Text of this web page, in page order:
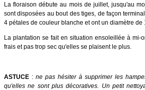
La floraison débute au mois de juillet, jusqu'au
sont disposées au bout des tiges, de façon
4 pétales de couleur blanche et ont un diamètre de
La plantation se fait en situation ensoleillée à mi-
frais et pas trop sec qu'elles se plaisent le plus.
ASTUCE : ne pas hésiter à supprimer les
qu'elles ne sont plus décoratives. Un petit